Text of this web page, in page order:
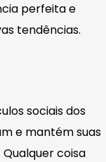
perfeita e
tendências.
sociais dos
e mantém suas
coisa